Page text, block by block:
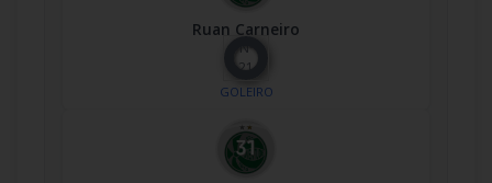
Ruan Carneiro
Nº
21
GOLEIRO